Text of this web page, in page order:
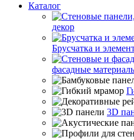
Каталог
декор
Брусчатка и
фасадные
3D